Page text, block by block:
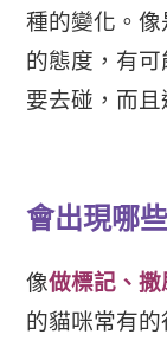
種的變化。
的態度，有
要去碰，而且
會出現哪
像做標記、撒
的貓咪常有